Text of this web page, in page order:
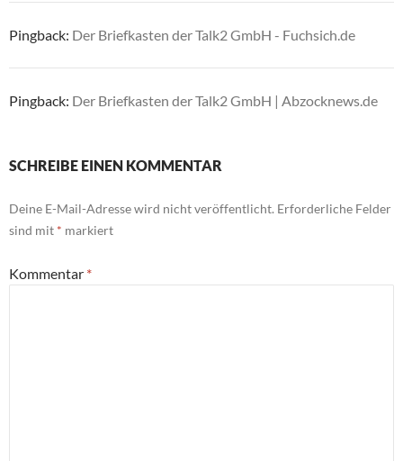
Pingback: Der Briefkasten der Talk2 GmbH - Fuchsich.de
Pingback: Der Briefkasten der Talk2 GmbH | Abzocknews.de
SCHREIBE EINEN KOMMENTAR
Deine E-Mail-Adresse wird nicht veröffentlicht. Erforderliche Felder
sind mit * markiert
Kommentar *